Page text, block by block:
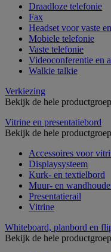
Draadloze telefonie
Fax
Headset voor vaste
Mobiele telefonie
Vaste telefonie
Videoconferentie en
Walkie talkie
Verkiezing
Bekijk de hele productgroep
Vitrine en presentatiebord
Bekijk de hele productgroep
Accessoires voor
Displaysysteem
Kurk- en textielbord
Muur- en
Presentatierail
Vitrine
Whiteboard, planbord en
Bekijk de hele productgroep